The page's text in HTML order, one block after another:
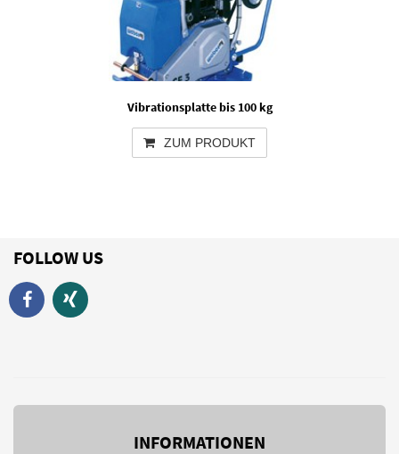
Vibrationsplatte bis 100 kg
ZUM PRODUKT
FOLLOW US
INFORMATIONEN